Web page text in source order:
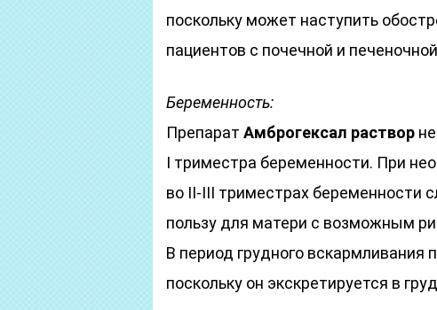
поскольку может наступить
пациентов с почечной и
Беременность:
Препарат Амброгексал раствор
I триместра беременности. При
во II-III триместрах беременности
пользу для матери с возможным
В период грудного
поскольку он экскретируется в